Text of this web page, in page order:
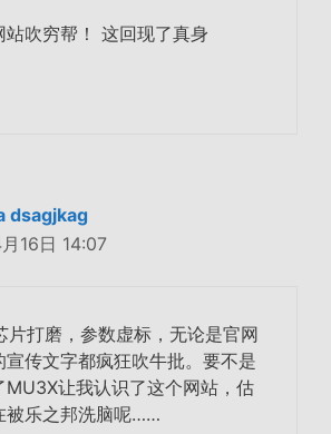
站吹穷帮！ 这回现了真身
dsagjkag
16日 14:07
片打磨，参数虚标，无论是官网
宣传文字都疯狂吹牛批。要不是
MU3X让我认识了这个网站，估
被乐之邦洗脑呢……